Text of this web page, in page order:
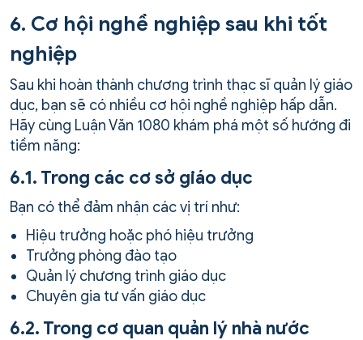
6. Cơ hội nghề nghiệp sau khi tốt
nghiệp
Sau khi hoàn thành chương trình thạc sĩ quản lý giáo
dục, bạn sẽ có nhiều cơ hội nghề nghiệp hấp dẫn.
Hãy cùng Luận Văn 1080 khám phá một số hướng đi
tiềm năng:
6.1. Trong các cơ sở giáo dục
Bạn có thể đảm nhận các vị trí như:
Hiệu trưởng hoặc phó hiệu trưởng
Trưởng phòng đào tạo
Quản lý chương trình giáo dục
Chuyên gia tư vấn giáo dục
6.2. Trong cơ quan quản lý nhà nước